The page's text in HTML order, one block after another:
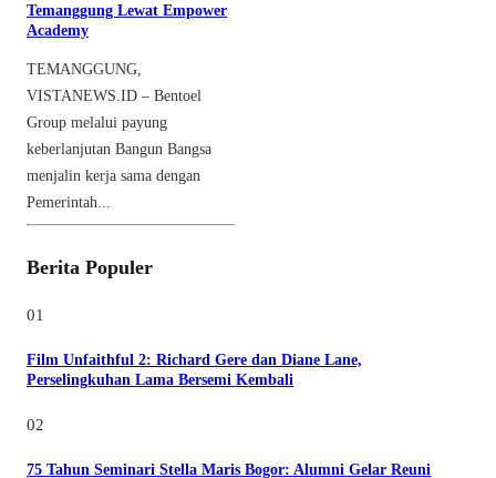
Temanggung Lewat Empower
Academy
TEMANGGUNG,
VISTANEWS.ID – Bentoel
Group melalui payung
keberlanjutan Bangun Bangsa
menjalin kerja sama dengan
Pemerintah...
Berita Populer
01
Film Unfaithful 2: Richard Gere dan Diane Lane,
Perselingkuhan Lama Bersemi Kembali
02
75 Tahun Seminari Stella Maris Bogor: Alumni Gelar Reuni